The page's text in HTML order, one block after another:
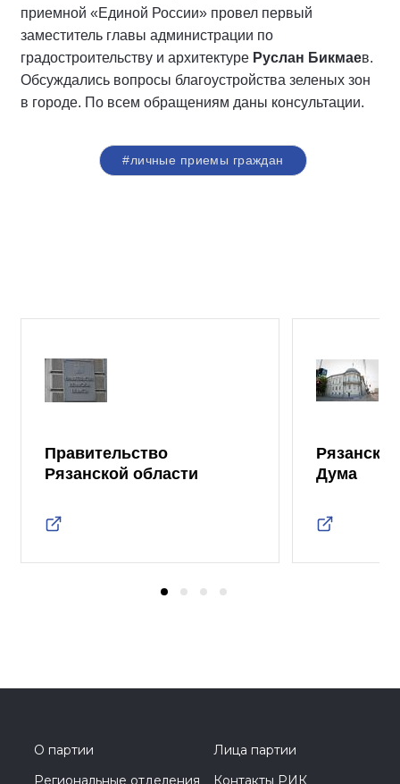
приемной «Единой России» провел первый
заместитель главы администрации по
градостроительству и архитектуре Руслан Бикмаев.
Обсуждались вопросы благоустройства зеленых зон
в городе. По всем обращениям даны консультации.
#личные приемы граждан
Правительство
Рязанской области
Дума
О партии
Лица партии
Региональные отделения
Контакты РИК